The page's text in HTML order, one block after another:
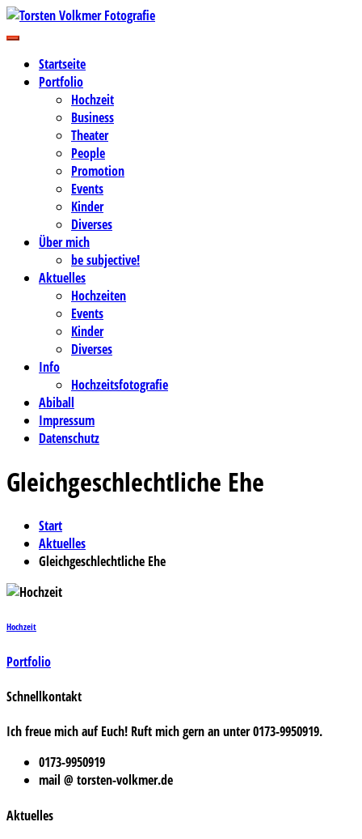
Zum
Inhalt
Torsten Volkmer Fotografie
Business-, Portrait- und Hochzeitsfotografie
Startseite
Portfolio
Hochzeit
Business
Theater
People
Promotion
Events
Kinder
Diverses
Über mich
be subjective!
Aktuelles
Hochzeiten
Events
Kinder
Diverses
Info
Hochzeitsfotografie
Abiball
Impressum
Datenschutz
Gleichgeschlechtliche Ehe
Start
Aktuelles
Gleichgeschlechtliche Ehe
Hochzeit
Portfolio
Schnellkontakt
Ich freue mich auf Euch! Ruft mich gern an unter 0173-9950919.
0173-9950919
mail @ torsten-volkmer.de
Aktuelles